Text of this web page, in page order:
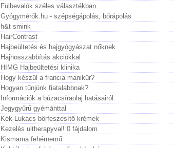
Fülbevalók széles választékban
Gyógymérők.hu - szépségápolás, bőrápolás
h&t smink
HairContrast
Hajbeültetés és hajgyógyászat nőknek
Hajhosszabbítás akciókkal
HIMG Hajbeültetési klinika
Hogy készül a francia manikűr?
Hogyan tűnjünk fiatalabbnak?
Információk a búzacsíraolaj hatásairól.
Jegygyűrű gyémánttal
Kék-Lukács bőrfeszesítő krémek
Kezelés ultherapyval! 0 fájdalom
Kismama fehérnemű